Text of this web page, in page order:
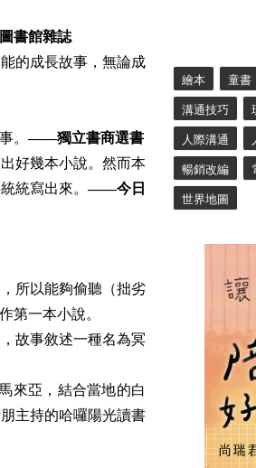
書館雜誌
的成長故事，無論成
。——獨立書商選書
好幾本小說。然而本
統寫出來。——今日
所以能夠偷聽（拙劣
第一本小說。
故事敘述一種名為冥
來亞，結合當地的白
主持的哈囉陽光讀書
繪本 童書
溝通技巧
人際溝通
暢銷改編
世界地圖